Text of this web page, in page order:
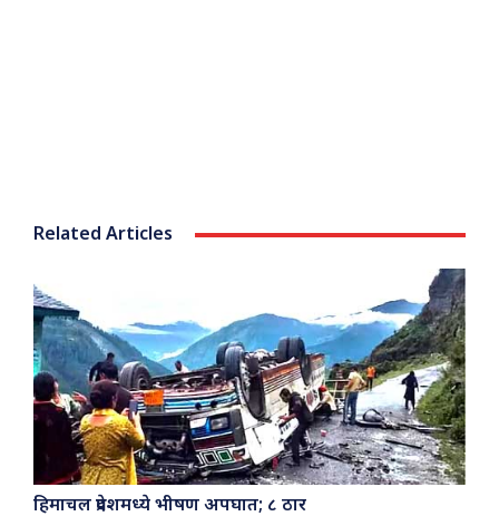
Related Articles
हिमाचल प्रदेशमध्ये भीषण अपघात; ८ ठार